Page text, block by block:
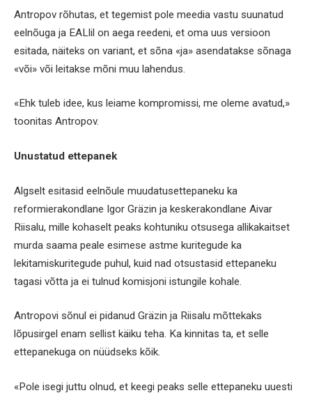
Antropov rõhutas, et tegemist pole meedia vastu suunatud
eelnõuga ja EALlil on aega reedeni, et oma uus versioon
esitada, näiteks on variant, et sõna «ja» asendatakse sõnaga
«või» või leitakse mõni muu lahendus.
«Ehk tuleb idee, kus leiame kompromissi, me oleme avatud,»
toonitas Antropov.
Unustatud ettepanek
Algselt esitasid eelnõule muudatusettepaneku ka
reformierakondlane Igor Gräzin ja keskerakondlane Aivar
Riisalu, mille kohaselt peaks kohtuniku otsusega allikakaitset
murda saama peale esimese astme kuritegude ka
lekitamiskuritegude puhul, kuid nad otsustasid ettepaneku
tagasi võtta ja ei tulnud komisjoni istungile kohale.
Antropovi sõnul ei pidanud Gräzin ja Riisalu mõttekaks
lõpusirgel enam sellist käiku teha. Ka kinnitas ta, et selle
ettepanekuga on nüüdseks kõik.
«Pole isegi juttu olnud, et keegi peaks selle ettepaneku uuesti